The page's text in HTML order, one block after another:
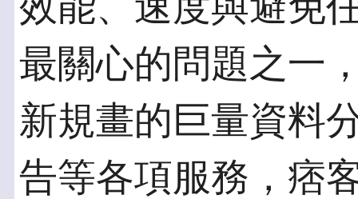
最關心的問題之一
新規畫的巨量資料
告等各項服務，痞